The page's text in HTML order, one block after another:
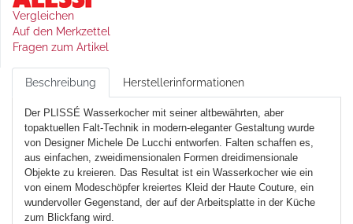
Vergleichen
Auf den Merkzettel
Fragen zum Artikel
Beschreibung Herstellerinformationen
Der PLISSÉ Wasserkocher mit seiner altbewährten, aber
topaktuellen Falt-Technik in modern-eleganter Gestaltung wurde
von Designer Michele De Lucchi entworfen. Falten schaffen es,
aus einfachen, zweidimensionalen Formen dreidimensionale
Objekte zu kreieren. Das Resultat ist ein Wasserkocher wie ein
von einem Modeschöpfer kreiertes Kleid der Haute Couture, ein
wundervoller Gegenstand, der auf der Arbeitsplatte in der Küche
zum Blickfang wird.